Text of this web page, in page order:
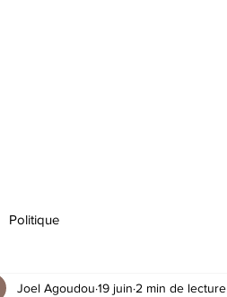
Politique
Joel Agoudou 19 juin 2 min de lecture